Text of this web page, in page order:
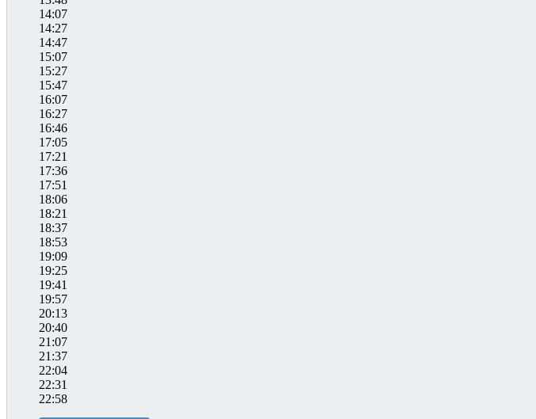
14:07
14:27
14:47
15:07
15:27
15:47
16:07
16:27
16:46
17:05
17:21
17:36
17:51
18:06
18:21
18:37
18:53
19:09
19:25
19:41
19:57
20:13
20:40
21:07
21:37
22:04
22:31
22:58